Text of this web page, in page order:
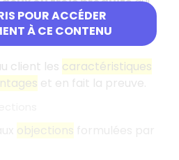
POUR ACCÉDER
À CE CONTENU
du client.
client les caractéristiques
et en fait la preuve.
objections